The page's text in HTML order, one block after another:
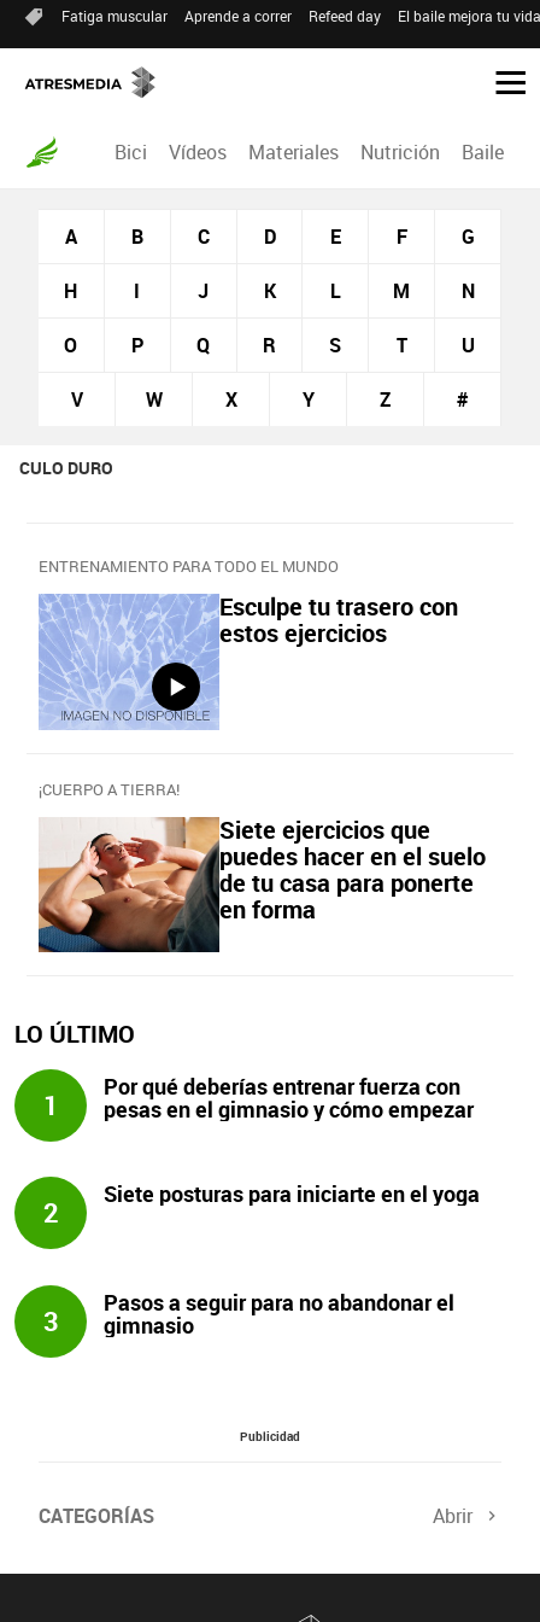
Fatiga muscular Aprende a correr Refeed day El baile mejora tu
Bici Vídeos Materiales Nutrición Baile
A B C D E F G
H I J K L M N
O P Q R S T U
V W X Y Z #
CULO DURO
ENTRENAMIENTO PARA TODO EL MUNDO
Esculpe tu trasero con
estos ejercicios
¡CUERPO A TIERRA!
Siete ejercicios que
puedes hacer en el suelo
de tu casa para ponerte
en forma
LO ÚLTIMO
1
Por qué deberías entrenar fuerza con
pesas en el gimnasio y cómo empezar
2
Siete posturas para iniciarte en el yoga
3
Pasos a seguir para no abandonar el
gimnasio
Publicidad
CATEGORÍAS Abrir
Salud sexual El tiempo Viajes y planes